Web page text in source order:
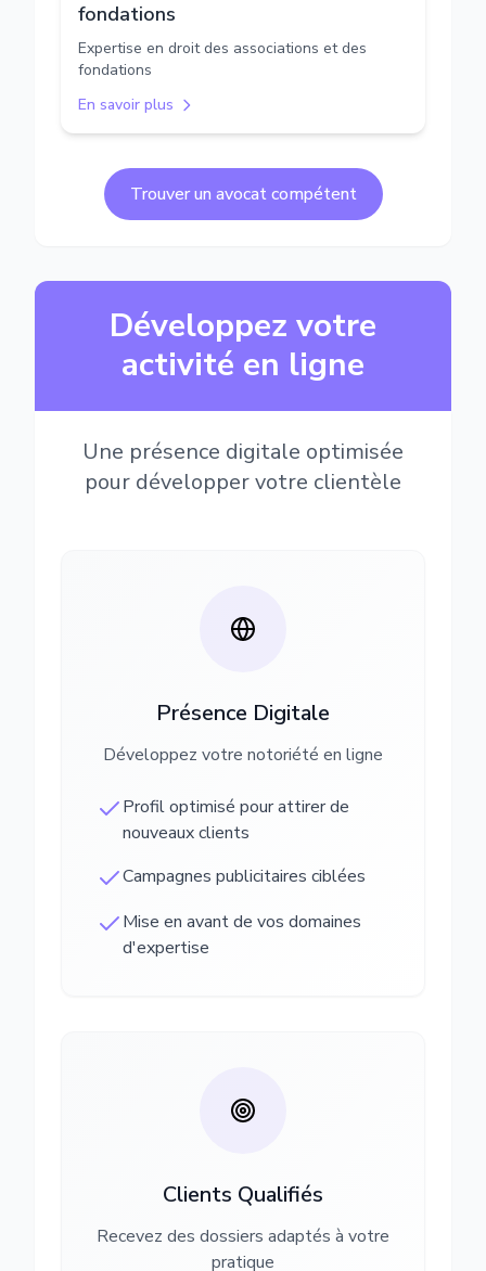
fondations
Expertise en droit des associations et des
fondations
En savoir plus
Trouver un avocat compétent
Développez votre
activité en ligne
Une présence digitale optimisée
pour développer votre clientèle
Présence Digitale
Développez votre notoriété en ligne
Profil optimisé pour attirer de
nouveaux clients
Campagnes publicitaires ciblées
Mise en avant de vos domaines
d'expertise
Clients Qualifiés
Recevez des dossiers adaptés à votre
pratique